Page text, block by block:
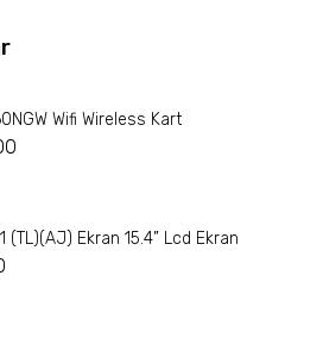
Wifi Wireless Kart
(TL)(AJ) Ekran 15.4” Lcd Ekran